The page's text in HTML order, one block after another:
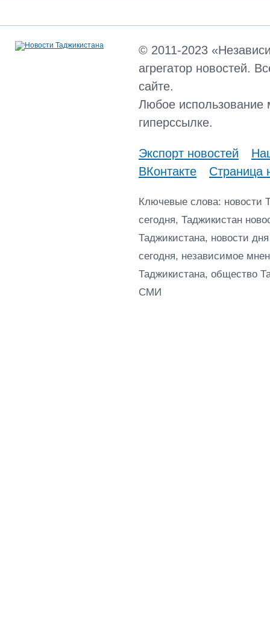
© 2011-2023
агрегатор новостей.
сайте.
Любое использование
гиперссылке.
Экспорт новостей
ВКонтакте
Страница
Ключевые слова: новости
сегодня, Таджикистан
Таджикистана, новости
сегодня, независимое
Таджикистана, общество
СМИ